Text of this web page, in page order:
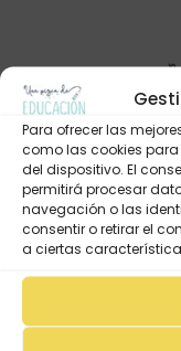
Para ofrecer las
como las cookies
del dispositivo. El
permitirá procesar
navegación o las
consentir o retirar el
a ciertas